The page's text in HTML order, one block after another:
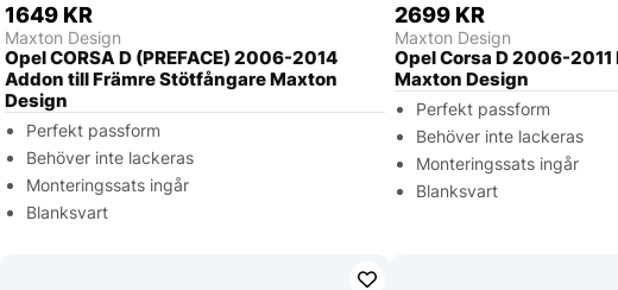
1649 KR
Maxton Design
Opel CORSA D (PREFACE) 2006-2014
Addon till Främre Stötfångare Maxton
Design
Perfekt passform
Behöver inte lackeras
Monteringssats ingår
Blanksvart
2699 KR
Maxton Design
Opel Corsa D 2006-
Maxton Design
Perfekt passform
Behöver inte lackeras
Monteringssats ingår
Blanksvart